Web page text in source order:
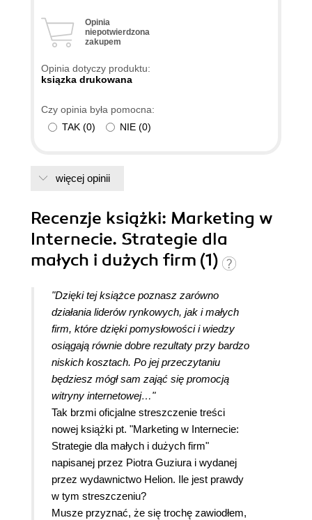
dotyczących indeksowania, że aż strach
pomyśleć, co mogliby zrobić spamerzy, gdyby
Opinia
niepotwierdzona
zakupem
Opinia dotyczy produktu:
ksiązka drukowana
Czy opinia była pomocna:
TAK (0) NIE (0)
więcej opinii
Recenzje książki: Marketing w
Internecie. Strategie dla
małych i dużych firm (1)
"Dzięki tej książce poznasz zarówno
działania liderów rynkowych, jak i małych
firm, które dzięki pomysłowości i wiedzy
osiągają równie dobre rezultaty przy bardzo
niskich kosztach. Po jej przeczytaniu
będziesz mógł sam zająć się promocją
witryny internetowej…"
Tak brzmi oficjalne streszczenie treści
nowej książki pt. "Marketing w Internecie:
Strategie dla małych i dużych firm"
napisanej przez Piotra Guziura i wydanej
przez wydawnictwo Helion. Ile jest prawdy
w tym streszczeniu?
Musze przyznać, że się trochę zawiodłem,